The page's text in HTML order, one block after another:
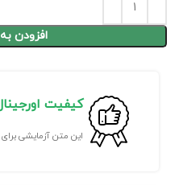
افزودن
کیفیت
این متن آزمایشی